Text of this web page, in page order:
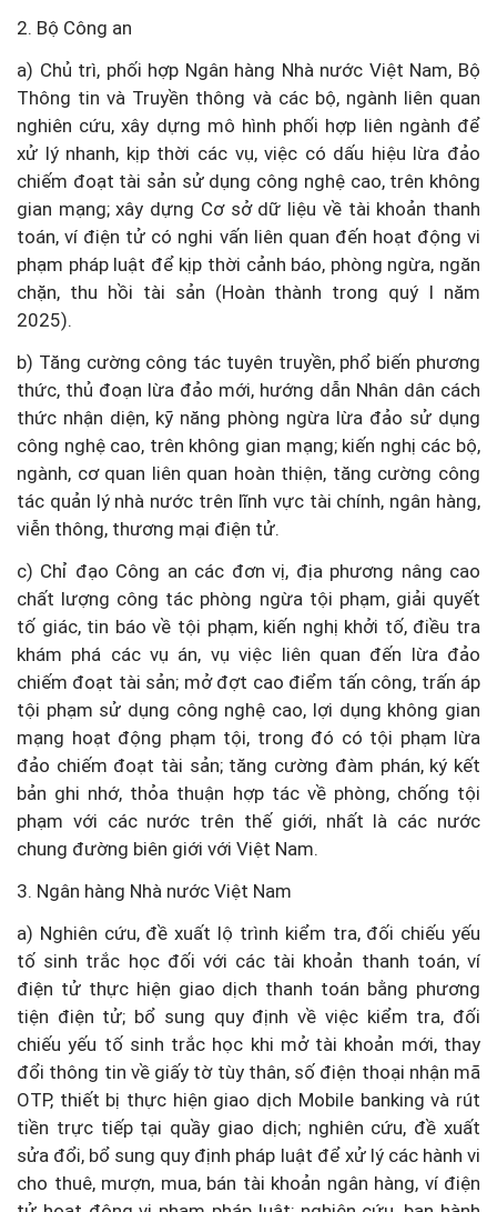
2. Bộ Công an
a) Chủ trì, phối hợp Ngân hàng Nhà nước Việt Nam, Bộ
Thông tin và Truyền thông và các bộ, ngành liên quan
nghiên cứu, xây dựng mô hình phối hợp liên ngành để
xử lý nhanh, kịp thời các vụ, việc có dấu hiệu lừa đảo
chiếm đoạt tài sản sử dụng công nghệ cao, trên không
gian mạng; xây dựng Cơ sở dữ liệu về tài khoản thanh
toán, ví điện tử có nghi vấn liên quan đến hoạt động vi
phạm pháp luật để kịp thời cảnh báo, phòng ngừa, ngăn
chặn, thu hồi tài sản (Hoàn thành trong quý I năm
2025).
b) Tăng cường công tác tuyên truyền, phổ biến phương
thức, thủ đoạn lừa đảo mới, hướng dẫn Nhân dân cách
thức nhận diện, kỹ năng phòng ngừa lừa đảo sử dụng
công nghệ cao, trên không gian mạng; kiến nghị các bộ,
ngành, cơ quan liên quan hoàn thiện, tăng cường công
tác quản lý nhà nước trên lĩnh vực tài chính, ngân hàng,
viễn thông, thương mại điện tử.
c) Chỉ đạo Công an các đơn vị, địa phương nâng cao
chất lượng công tác phòng ngừa tội phạm, giải quyết
tố giác, tin báo về tội phạm, kiến nghị khởi tố, điều tra
khám phá các vụ án, vụ việc liên quan đến lừa đảo
chiếm đoạt tài sản; mở đợt cao điểm tấn công, trấn áp
tội phạm sử dụng công nghệ cao, lợi dụng không gian
mạng hoạt động phạm tội, trong đó có tội phạm lừa
đảo chiếm đoạt tài sản; tăng cường đàm phán, ký kết
bản ghi nhớ, thỏa thuận hợp tác về phòng, chống tội
phạm với các nước trên thế giới, nhất là các nước
chung đường biên giới với Việt Nam.
3. Ngân hàng Nhà nước Việt Nam
a) Nghiên cứu, đề xuất lộ trình kiểm tra, đối chiếu yếu
tố sinh trắc học đối với các tài khoản thanh toán, ví
điện tử thực hiện giao dịch thanh toán bằng phương
tiện điện tử; bổ sung quy định về việc kiểm tra, đối
chiếu yếu tố sinh trắc học khi mở tài khoản mới, thay
đổi thông tin về giấy tờ tùy thân, số điện thoại nhận mã
OTP, thiết bị thực hiện giao dịch Mobile banking và rút
tiền trực tiếp tại quầy giao dịch; nghiên cứu, đề xuất
sửa đổi, bổ sung quy định pháp luật để xử lý các hành vi
cho thuê, mượn, mua, bán tài khoản ngân hàng, ví điện